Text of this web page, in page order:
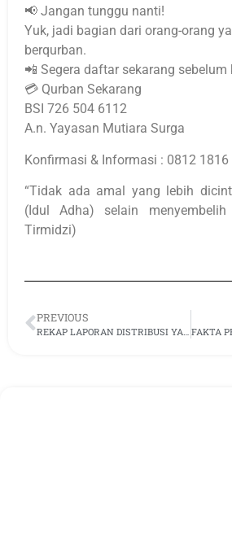
📢 Jangan tunggu nanti!
Yuk, jadi bagian dari orang-orang
berqurban.
📲 Segera daftar sekarang
💳 Qurban Sekarang
BSI 726 504 6112
A.n. Yayasan Mutiara Surga
Konfirmasi & Informasi : 0812 1816
“Tidak ada amal yang lebih
(Idul Adha) selain menyembelih
Tirmidzi)
PREVIOUS